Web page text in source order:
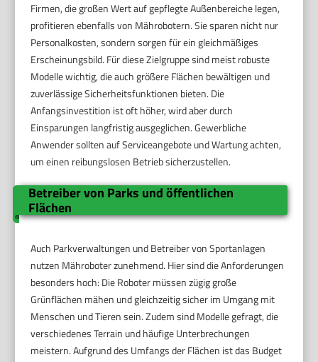
Firmen, die großen Wert auf gepflegte Außenbereiche legen,
profitieren ebenfalls von Mährobotern. Sie sparen nicht nur
Personalkosten, sondern sorgen für ein gleichmäßiges
Erscheinungsbild. Für diese Zielgruppe sind meist robuste
Modelle wichtig, die auch größere Flächen bewältigen und
zuverlässige Sicherheitsfunktionen bieten. Die
Anfangsinvestition ist oft höher, wird aber durch
Einsparungen langfristig ausgeglichen. Gewerbliche
Anwender sollten auf Serviceangebote und Wartung achten,
um einen reibungslosen Betrieb sicherzustellen.
Betreiber von Parks und öffentlichen
Flächen
Auch Parkverwaltungen und Betreiber von Sportanlagen
nutzen Mähroboter zunehmend. Hier sind die Anforderungen
besonders hoch: Die Roboter müssen zügig große
Grünflächen mähen und gleichzeitig sicher im Umgang mit
Menschen und Tieren sein. Zudem sind Modelle gefragt, die
verschiedenes Terrain und häufige Unterbrechungen
meistern. Aufgrund des Umfangs der Flächen ist das Budget